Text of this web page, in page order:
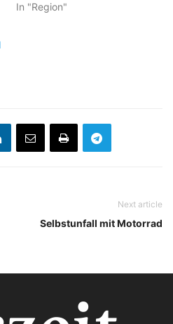
In "Region"
Next article
Selbstunfall mit Motorrad